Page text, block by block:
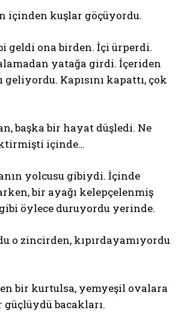
içinden kuşlar göçüyordu.
geldi ona birden. İçi ürperdi.
yatağa girdi. İçeriden
Kapısını kapattı, çok
başka bir hayat düşledi. Ne
içinde…
yolcusu gibiydi. İçinde
bir ayağı kelepçelenmiş
öylece duruyordu yerinde.
o zincirden, kıpırdayamıyordu
bir kurtulsa, yemyeşil ovalara
bacakları.